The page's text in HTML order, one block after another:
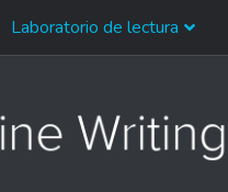
Laboratorio de lectura